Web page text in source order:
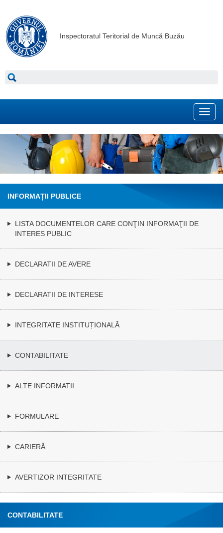
Inspectoratul Teritorial de Muncă Buzău
INFORMAȚII PUBLICE
LISTA DOCUMENTELOR CARE CONŢIN INFORMAŢII DE
INTERES PUBLIC
DECLARATII DE AVERE
DECLARATII DE INTERESE
INTEGRITATE INSTITUȚIONALĂ
CONTABILITATE
ALTE INFORMATII
FORMULARE
CARIERĂ
AVERTIZOR INTEGRITATE
CONTABILITATE